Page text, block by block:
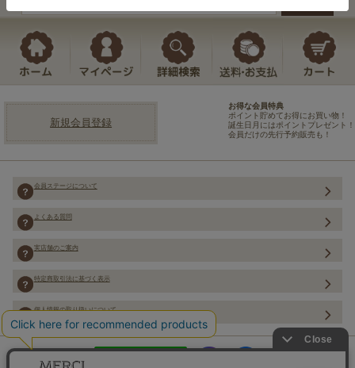
新規会員登録
お得な会員特典
ポイント貯めてお得にお買い物！
誕生日月にはポイントプレゼント！
会員だけの先行予約販売も！
会員ステージについて
よくある質問
実店舗のご案内
特定商取引法に基づく表示
個人情報の取り扱いについて